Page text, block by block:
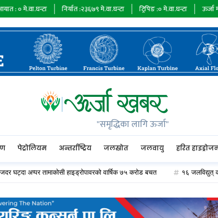
निर्यात :२३६७९ मे.वा.घन्टा ट्रिपिङ :०मे.वा.घन्टा ऊर्जा माग :७३४८५
"समृद्धिका लागि ऊर्जा"
पेट्रोलियम अन्तर्राष्ट्रिय जलस्रोत जलवायु हरित
तामाकोसी हाइड्रोपावरको वार्षिक ७५ करोड बचत १६ जलविद्युत् कम्पनीले २०